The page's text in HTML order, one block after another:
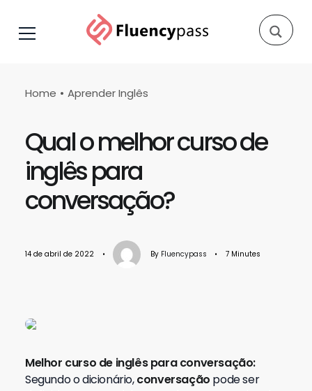
Home Aprender Inglês
Qual o melhor curso de
inglês para
conversação?
14 de abril de 2022 • By Fluencypass • 7 Minutes
Melhor curso de inglês para conversação:
Segundo o dicionário,conversação pode ser